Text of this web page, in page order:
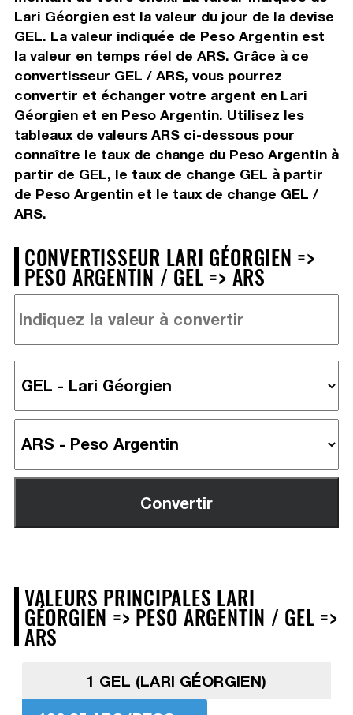
Lari Géorgien est la valeur du jour de la devise
GEL. La valeur indiquée de Peso Argentin est
la valeur en temps réel de ARS. Grâce à ce
convertisseur GEL / ARS, vous pourrez
convertir et échanger votre argent en Lari
Géorgien et en Peso Argentin. Utilisez les
tableaux de valeurs ARS ci-dessous pour
connaître le taux de change du Peso Argentin à
partir de GEL, le taux de change GEL à partir
de Peso Argentin et le taux de change GEL /
ARS.
CONVERTISSEUR LARI GÉORGIEN =>
PESO ARGENTIN / GEL => ARS
VALEURS PRINCIPALES LARI
GÉORGIEN => PESO ARGENTIN / GEL =>
ARS
1 GEL (LARI GÉORGIEN)